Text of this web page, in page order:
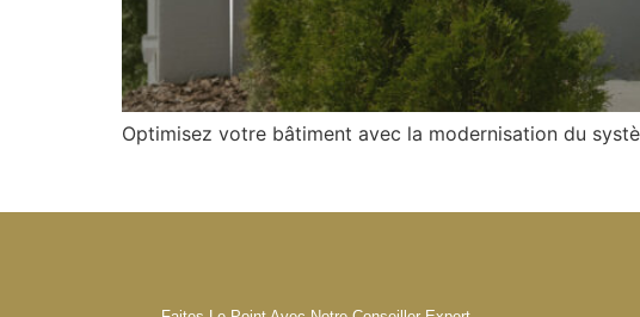
Optimisez votre bâtiment avec la modernisation du